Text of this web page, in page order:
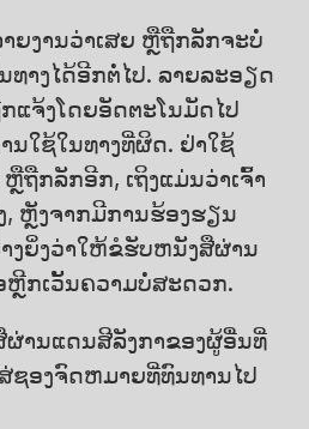
ງານວ່າເສຍ ຫຼືຖືກລັກຈະບໍ່
ທາງໄດ້ອີກຕໍ່ໄປ. ລາຍລະອຽດ
ແຈ້ງໂດຍອັດຕະໂນມັດໄປ
ນໃຊ້ໃນທາງທີ່ຜິດ. ຢ່າໃຊ້
ຖືກລັກອີກ, ເຖິງແມ່ນວ່າເຈົ້າ
ຫຼັງຈາກມີການຮ້ອງຮຽນ
ງຍິ່ງວ່າໃຫ້ຂໍຮັບຫນັງສືຜ່ານ
ກເວັ້ນຄວາມບໍ່ສະດວກ.
ານແດນສີລັງກາຂອງຜູ້ອື່ນທີ່
ຊອງຈົດຫມາຍທີ່ທົນທານໄປ